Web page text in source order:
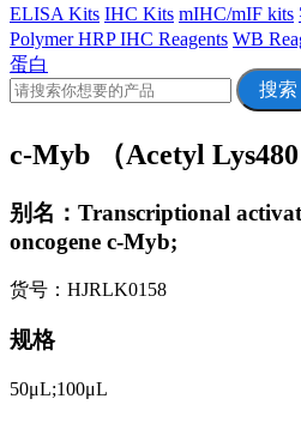
ELISA Kits IHC Kits mIHC/mIF kits
Polymer HRP IHC Reagents WB
蛋白
搜索
c-Myb （Acetyl
别名：Transcriptional
oncogene c-Myb;
货号：HJRLK0158
规格
50μL;100μL